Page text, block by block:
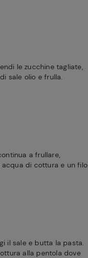
le zucchine tagliate,
sale olio e frulla.
a frullare,
acqua di cottura e un filo
il sale e butta la pasta.
alla pentola dove